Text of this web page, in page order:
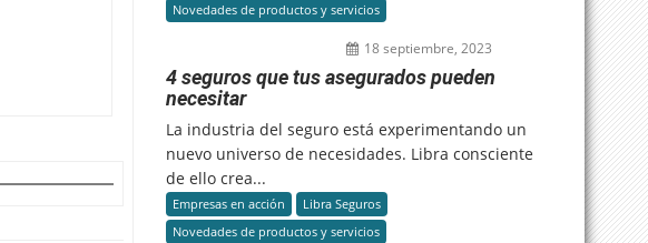
Novedades de productos y servicios
18 septiembre, 2023
4 seguros que tus asegurados pueden
necesitar
La industria del seguro está experimentando un
nuevo universo de necesidades. Libra consciente
de ello crea...
Empresas en acción
Libra Seguros
Novedades de productos y servicios